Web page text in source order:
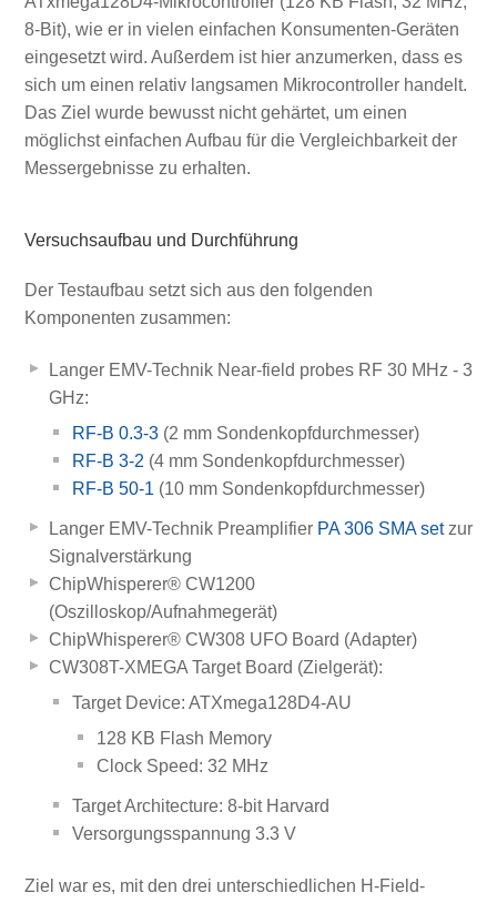
8-Bit), wie er in vielen einfachen Konsumenten-Geräten
eingesetzt wird. Außerdem ist hier anzumerken, dass es
sich um einen relativ langsamen Mikrocontroller handelt.
Das Ziel wurde bewusst nicht gehärtet, um einen
möglichst einfachen Aufbau für die Vergleichbarkeit der
Messergebnisse zu erhalten.
Versuchsaufbau und Durchführung
Der Testaufbau setzt sich aus den folgenden
Komponenten zusammen:
Langer EMV-Technik Near-field probes RF 30 MHz - 3
GHz:
RF-B 0.3-3 (2 mm Sondenkopfdurchmesser)
RF-B 3-2 (4 mm Sondenkopfdurchmesser)
RF-B 50-1 (10 mm Sondenkopfdurchmesser)
Langer EMV-Technik Preamplifier PA 306 SMA setzur
Signalverstärkung
ChipWhisperer® CW1200
(Oszilloskop/Aufnahmegerät)
ChipWhisperer® CW308 UFO Board (Adapter)
CW308T-XMEGA Target Board (Zielgerät):
Target Device: ATXmega128D4-AU
128 KB Flash Memory
Clock Speed: 32 MHz
Target Architecture: 8-bit Harvard
Versorgungsspannung 3.3 V
Ziel war es, mit den drei unterschiedlichen H-Field-